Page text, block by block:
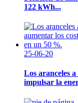
122 kWh...
25-06-20
Los aranceles
impulsar la